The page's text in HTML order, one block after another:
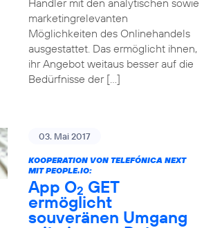
Händler mit den analytischen sowie
marketingrelevanten
Möglichkeiten des Onlinehandels
ausgestattet. Das ermöglicht ihnen,
ihr Angebot weitaus besser auf die
Bedürfnisse der […]
03. Mai 2017
KOOPERATION VON TELEFÓNICA NEXT
MIT PEOPLE.IO:
App O2 GET
ermöglicht
souveränen Umgang